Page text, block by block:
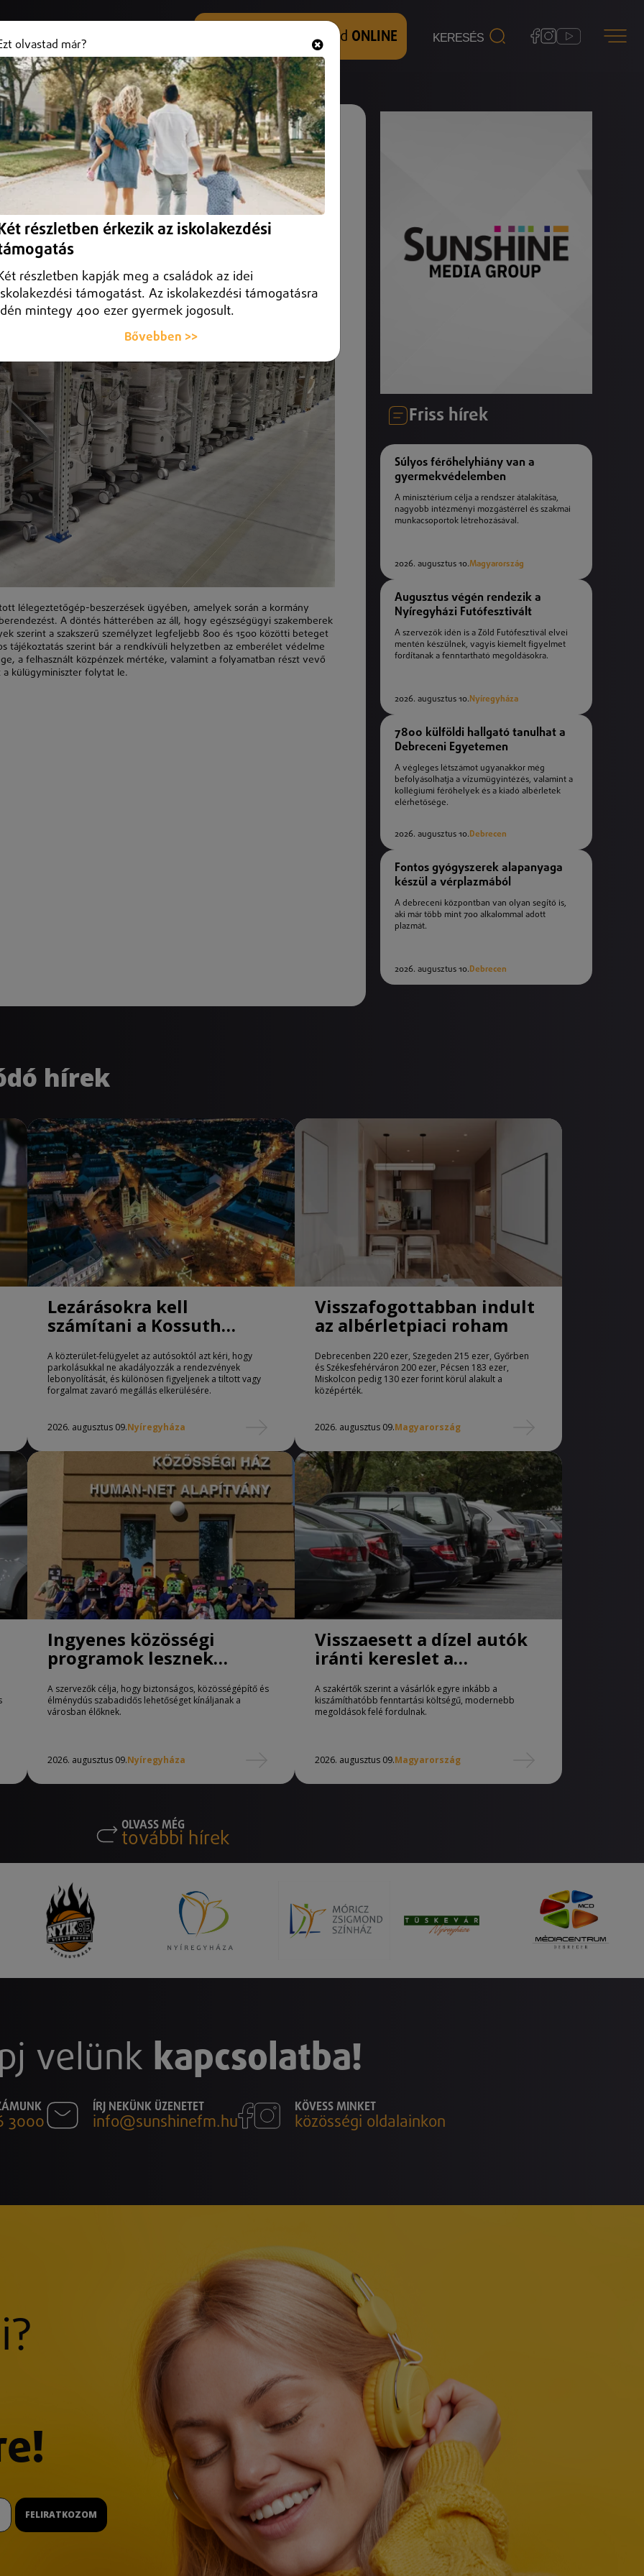
+36 (20) 316 3000 Hallgasd és nézd ONLINE
járványhoz köthető
ügyében
lélegeztetőgép-beszerzések ügyében, amelyek során a kormány
lélegeztetőgép-beszerzések ügyében, amelyek során a kormány
A döntés hátterében az áll, hogy egészségügyi szakemberek
szerint a szakszerű személyzet legfeljebb 800 és 1500 közötti beteget
tájékoztatás szerint bár a rendkívüli helyzetben az emberélet védelme
a felhasznált közpénzek mértéke, valamint a folyamatban részt vevő
a külügyminiszter folytat le.
Friss hírek
Súlyos férőhelyhiány van a
gyermekvédelemben
A minisztérium célja a rendszer átalakítása,
nagyobb intézményi mozgástérrel és szakmai
munkacsoportok létrehozásával.
2026. augusztus 10.Magyarország
Augusztus végén rendezik a
Nyíregyházi Futófesztivált
A szervezők idén is a Zöld Futófesztivál elvei
mentén készülnek, vagyis kiemelt figyelmet
fordítanak a fenntartható megoldásokra.
2026. augusztus 10. Nyíregyháza
7800 külföldi hallgató tanulhat a
Debreceni Egyetemen
A végleges létszámot ugyanakkor még
befolyásolhatja a vízumügyintézés, valamint a
kollégiumi férőhelyek és a kiadó albérletek
elérhetősége.
2026. augusztus 10.Debrecen
Fontos gyógyszerek alapanyaga
készül a vérplazmából
A debreceni központban van olyan segítő is,
aki már több mint 700 alkalommal adott
plazmát.
2026. augusztus 10.Debrecen
hírek
Lezárásokra kell
számítani a Kossuth
A közterület-felügyelet az autósoktól azt kéri, hogy
parkolásukkal ne akadályozzák a rendezvények
lebonyolítását, és különösen figyeljenek a tiltott vagy
forgalmat zavaró megállás elkerülésére.
2026. augusztus 09.Nyíregyháza
Visszafogottabban indult
az albérletpiaci roham
Debrecenben 220 ezer, Szegeden 215 ezer, Győrben
és Székesfehérváron 200 ezer, Pécsen 183 ezer,
Miskolcon pedig 130 ezer forint körül alakult a
középérték.
2026. augusztus 09.Magyarország
Ingyenes közösségi
programok lesznek
Nyíregyházán
A szervezők célja, hogy biztonságos, közösségépítő és
élménydús szabadidős lehetőséget kínáljanak a
városban élőknek.
2026. augusztus 09.Nyíregyháza
Visszaesett a dízel autók
iránti kereslet a
A szakértők szerint a vásárlók egyre inkább a
kiszámíthatóbb fenntartási költségű, modernebb
megoldások felé fordulnak.
2026. augusztus 09.Magyarország
OLVASS MÉG
további hírek
velünk kapcsolatba!
3000
ÍRJ NEKÜNK ÜZENETET
info@sunshinefm.hu
KÖVESS MINKET
közösségi oldalainkon
FELIRATKOZOM
olvastad már?
Két részletben érkezik az iskolakezdési
Két részletben kapják meg a családok az idei
támogatást. Az iskolakezdési támogatásra
mintegy 400 ezer gyermek jogosult.
Bővebben >>